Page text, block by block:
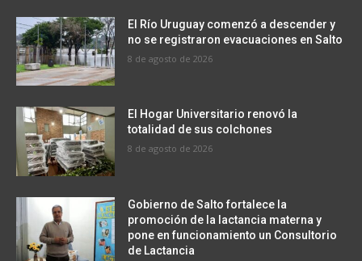
El Río Uruguay comenzó a descender y
no se registraron evacuaciones en Salto
8 de agosto de 2026
El Hogar Universitario renovó la
totalidad de sus colchones
8 de agosto de 2026
Gobierno de Salto fortalece la
promoción de la lactancia materna y
pone en funcionamiento un Consultorio
de Lactancia